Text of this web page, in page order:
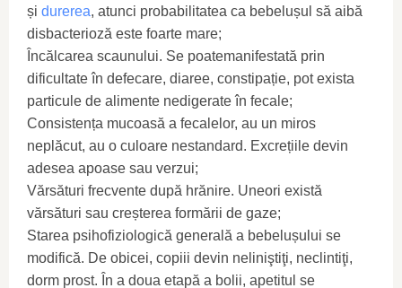
și durerea, atunci probabilitatea ca bebelușul să aibă
disbacterioză este foarte mare;
Încălcarea scaunului. Se poatemanifestată prin
dificultate în defecare, diaree, constipație, pot exista
particule de alimente nedigerate în fecale;
Consistența mucoasă a fecalelor, au un miros
neplăcut, au o culoare nestandard. Excrețiile devin
adesea apoase sau verzui;
Vărsături frecvente după hrănire. Uneori există
vărsături sau creșterea formării de gaze;
Starea psihofiziologică generală a bebelușului se
modifică. De obicei, copiii devin neliniştiţi, neclintiţi,
dorm prost. În a doua etapă a bolii, apetitul se